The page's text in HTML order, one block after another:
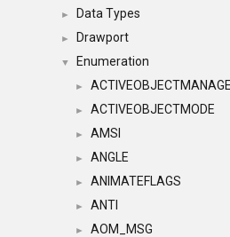
► Data Types
► Drawport
▼ Enumeration
►
► ACTIVEOBJECTMODE
► AMSI
► ANGLE
► ANIMATEFLAGS
► ANTI
►
AOM_MSG